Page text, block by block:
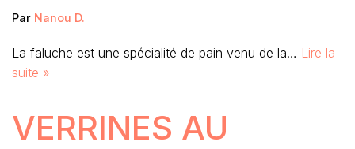
Par Nanou D.
La faluche est une spécialité de pain venu de la… Lire la
suite »
VERRINES AU